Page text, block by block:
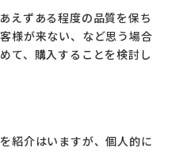
えずある程度の品質を保ち
様が来ない、など思う場合
て、購入することを検討し
紹介はいますが、個人的に